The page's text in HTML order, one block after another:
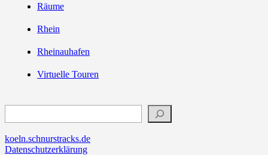
Räume
Rhein
Rheinauhafen
Virtuelle Touren
koeln.schnurstracks.de
Datenschutzerklärung